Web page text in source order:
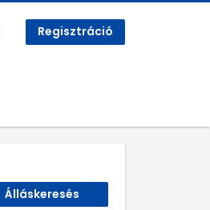
Regisztráció